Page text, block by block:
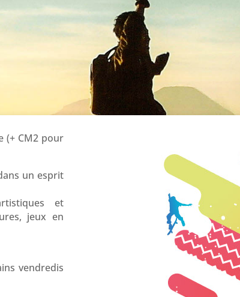
(+ CM2 pour
un esprit
et
jeux en
vendredis